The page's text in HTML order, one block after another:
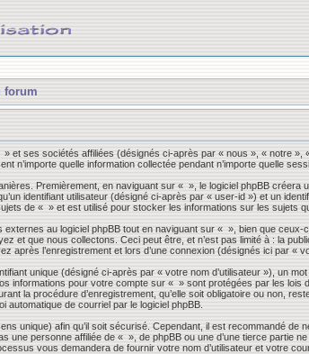
forum
et ses sociétés affiliées (désignés ci-après par « nous », « notre
n’importe quelle information collectée pendant n’importe quelle
Premièrement, en naviguant sur « », le logiciel phpBB
identifiant utilisateur (désigné ci-après par « user-id ») et un
de « » et est utilisé pour stocker les informations sur les sujets
au logiciel phpBB tout en naviguant sur « », bien que
et que nous collectons. Ceci peut être, et n’est pas limité à : la
après l’enregistrement et lors d’une connexion (désignés ici par «
unique (désigné ci-après par « votre nom d’utilisateur »), un
informations pour votre compte sur « » sont protégées par les
la procédure d’enregistrement, qu’elle soit obligatoire ou non,
automatique de courriel par le logiciel phpBB.
unique) afin qu’il soit sécurisé. Cependant, il est recommandé
une personne affiliée de « », de phpBB ou une d’une tierce partie
vous demandera de fournir votre nom d’utilisateur et votre